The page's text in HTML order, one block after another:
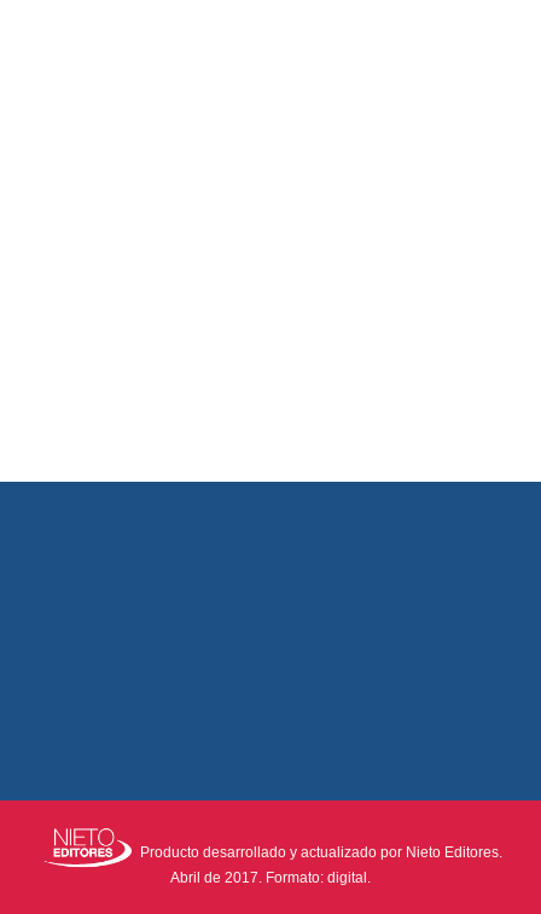
Producto desarrollado y actualizado por Nieto Editores.
Abril de 2017. Formato: digital.